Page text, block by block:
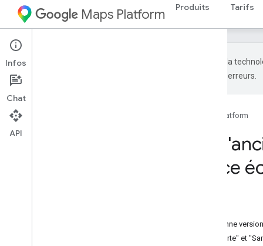
Maps Platform Produits Tarifs
Google utilise la
générées par IA peuvent contenir des erreurs.
Google Maps Platform
Ajustements de
clients de l'Espace
Ajustements de l'API Directions (ancienne
Exemples de "Avec n'importe quelle carte" et
Infos
Chat
API